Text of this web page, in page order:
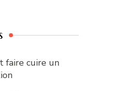
faire cuire un